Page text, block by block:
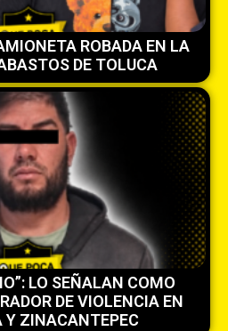
ROBADA EN LA
DE TOLUCA
LO SEÑALAN COMO
DE VIOLENCIA EN
Y ZINACANTEPEC